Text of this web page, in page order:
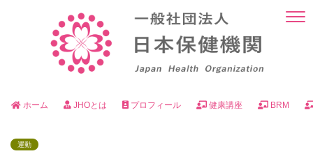
ホーム JHOとは プロフィール 健康講座 BRM
運動